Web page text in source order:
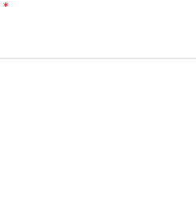
*